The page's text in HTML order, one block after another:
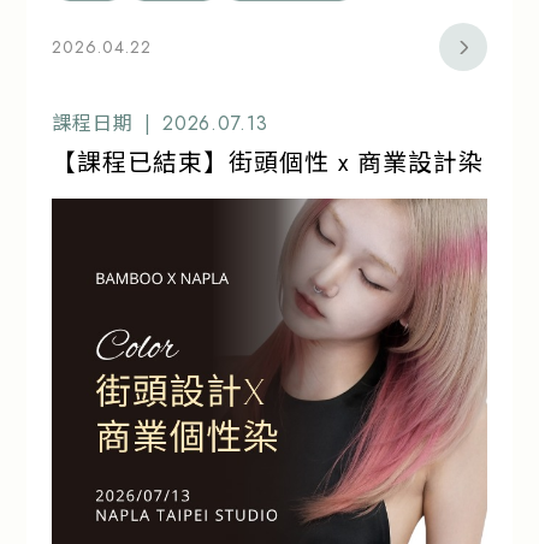
2026.04.22
課程日期 | 2026.07.13
【課程已結束】街頭個性 x 商業設計染